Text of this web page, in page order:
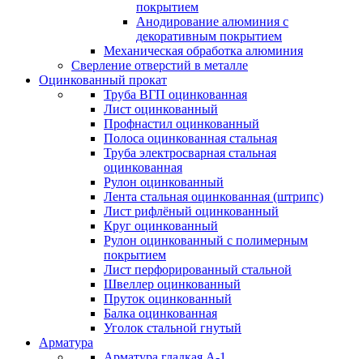
покрытием
Анодирование алюминия с
декоративным покрытием
Механическая обработка алюминия
Сверление отверстий в металле
Оцинкованный прокат
Труба ВГП оцинкованная
Лист оцинкованный
Профнастил оцинкованный
Полоса оцинкованная стальная
Труба электросварная стальная
оцинкованная
Рулон оцинкованный
Лента стальная оцинкованная (штрипс)
Лист рифлёный оцинкованный
Круг оцинкованный
Рулон оцинкованный с полимерным
покрытием
Лист перфорированный стальной
Швеллер оцинкованный
Пруток оцинкованный
Балка оцинкованная
Уголок стальной гнутый
Арматура